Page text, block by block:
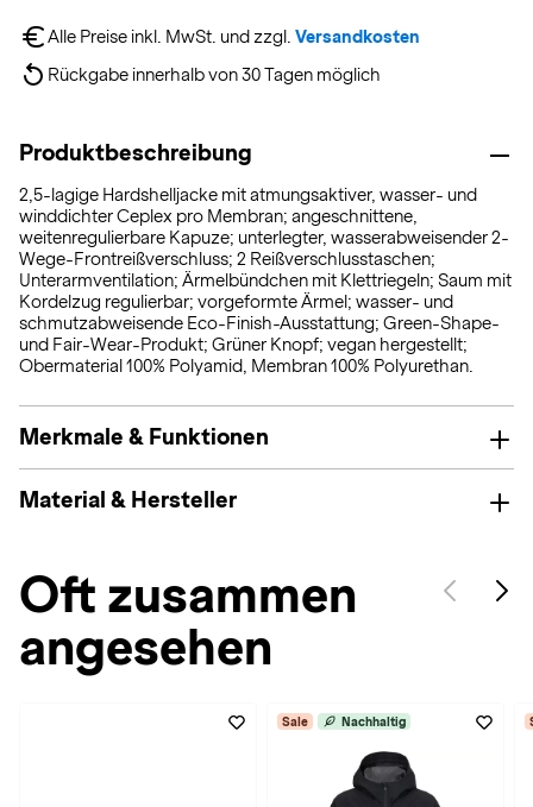
Alle Preise inkl. MwSt. und zzgl. Versandkosten
Rückgabe innerhalb von 30 Tagen möglich
Produktbeschreibung
2,5-lagige Hardshelljacke mit atmungsaktiver, wasser- und
winddichter Ceplex pro Membran; angeschnittene,
weitenregulierbare Kapuze; unterlegter, wasserabweisender 2-
Wege-Frontreißverschluss; 2 Reißverschlusstaschen;
Unterarmventilation; Ärmelbündchen mit Klettriegeln; Saum mit
Kordelzug regulierbar; vorgeformte Ärmel; wasser- und
schmutzabweisende Eco-Finish-Ausstattung; Green-Shape-
und Fair-Wear-Produkt; Grüner Knopf; vegan hergestellt;
Obermaterial 100% Polyamid, Membran 100% Polyurethan.
Merkmale & Funktionen
Material & Hersteller
Oft zusammen
angesehen
Sale Nachhaltig